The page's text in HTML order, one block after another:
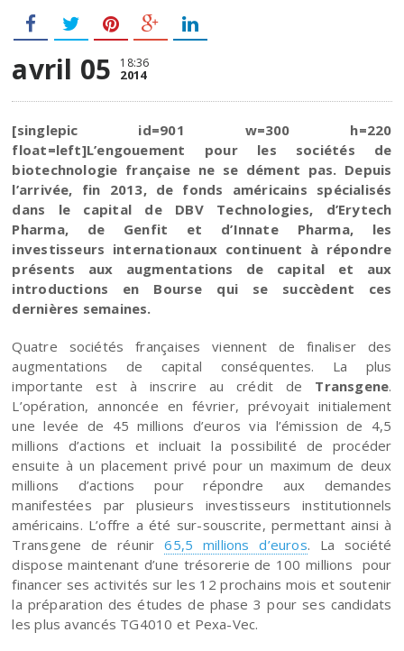
avril 05 18:36
2014
[singlepic id=901 w=300 h=220
float=left]L’engouement pour les sociétés de
biotechnologie française ne se dément pas. Depuis
l’arrivée, fin 2013, de fonds américains spécialisés
dans le capital de DBV Technologies, d’Erytech
Pharma, de Genfit et d’Innate Pharma, les
investisseurs internationaux continuent à répondre
présents aux augmentations de capital et aux
introductions en Bourse qui se succèdent ces
dernières semaines.
Quatre sociétés françaises viennent de finaliser des
augmentations de capital conséquentes. La plus
importante est à inscrire au crédit de Transgene.
L’opération, annoncée en février, prévoyait initialement
une levée de 45 millions d’euros via l’émission de 4,5
millions d’actions et incluait la possibilité de procéder
ensuite à un placement privé pour un maximum de deux
millions d’actions pour répondre aux demandes
manifestées par plusieurs investisseurs institutionnels
américains. L’offre a été sur-souscrite, permettant ainsi à
Transgene de réunir65,5 millions d’euros. La société
dispose maintenant d’une trésorerie de 100 millions pour
financer ses activités sur les 12 prochains mois et soutenir
la préparation des études de phase 3 pour ses candidats
les plus avancés TG4010 et Pexa-Vec.